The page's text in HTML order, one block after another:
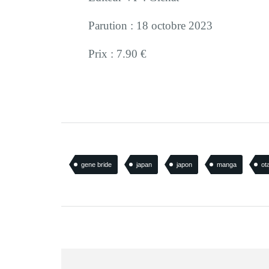
Parution : 18 octobre 2023
Prix : 7.90 €
gene bride japan japon manga